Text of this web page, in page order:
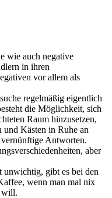
wie auch negative
in ihren
vor allem als
regelmäßig eigentlich
die Möglichkeit, sich
Raum hinzusetzen,
und Kästen in Ruhe an
Antworten.
aber
unwichtig, gibt es bei den
wenn man mal nix
will.